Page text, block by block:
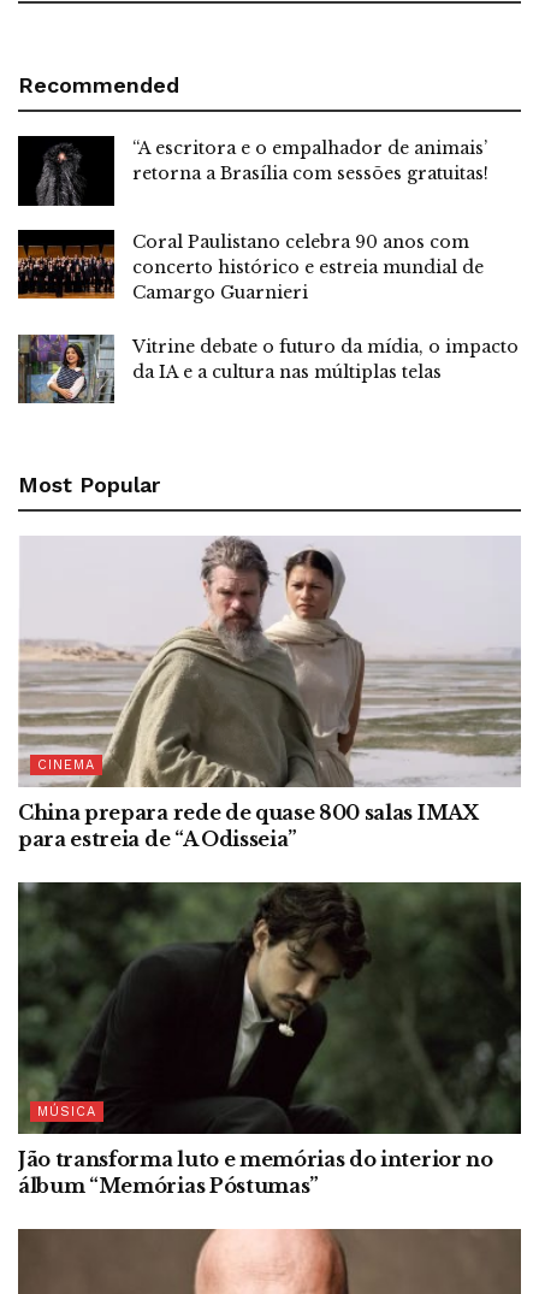
Recommended
“A escritora e o empalhador de animais’
retorna a Brasília com sessões gratuitas!
Coral Paulistano celebra 90 anos com
concerto histórico e estreia mundial de
Camargo Guarnieri
Vitrine debate o futuro da mídia, o impacto
da IA e a cultura nas múltiplas telas
Most Popular
CINEMA
China prepara rede de quase 800 salas IMAX
para estreia de “A Odisseia”
MÚSICA
Jão transforma luto e memórias do interior no
álbum “Memórias Póstumas”